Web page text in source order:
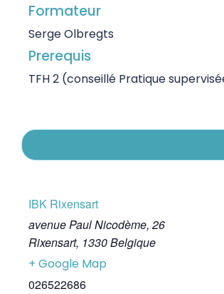
Formateur
Serge Olbregts
Prerequis
TFH 2 (conseillé Pratique
IBK Rixensart
avenue Paul Nicodème, 26
Rixensart, 1330Belgique
+ Google Map
026522686